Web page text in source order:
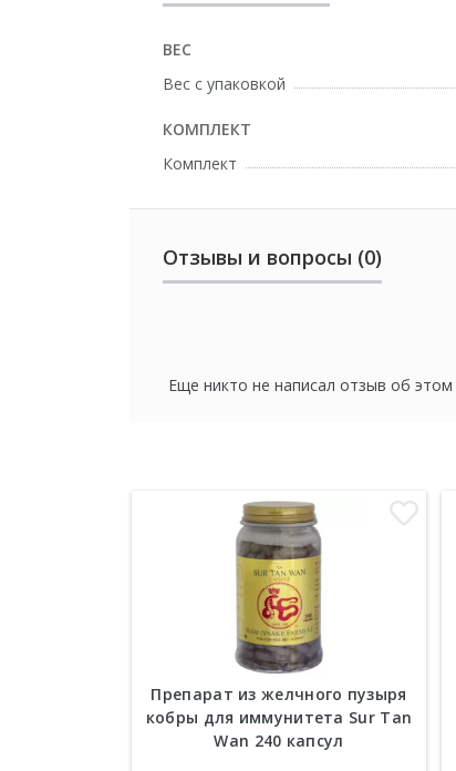
ВЕС
Вес с упаковкой
КОМПЛЕКТ
Комплект
Отзывы и вопросы (0)
Еще никто не написал отзыв об
Препарат из желчного пузыря
кобры для иммунитета Sur Tan
Wan 240 капсул